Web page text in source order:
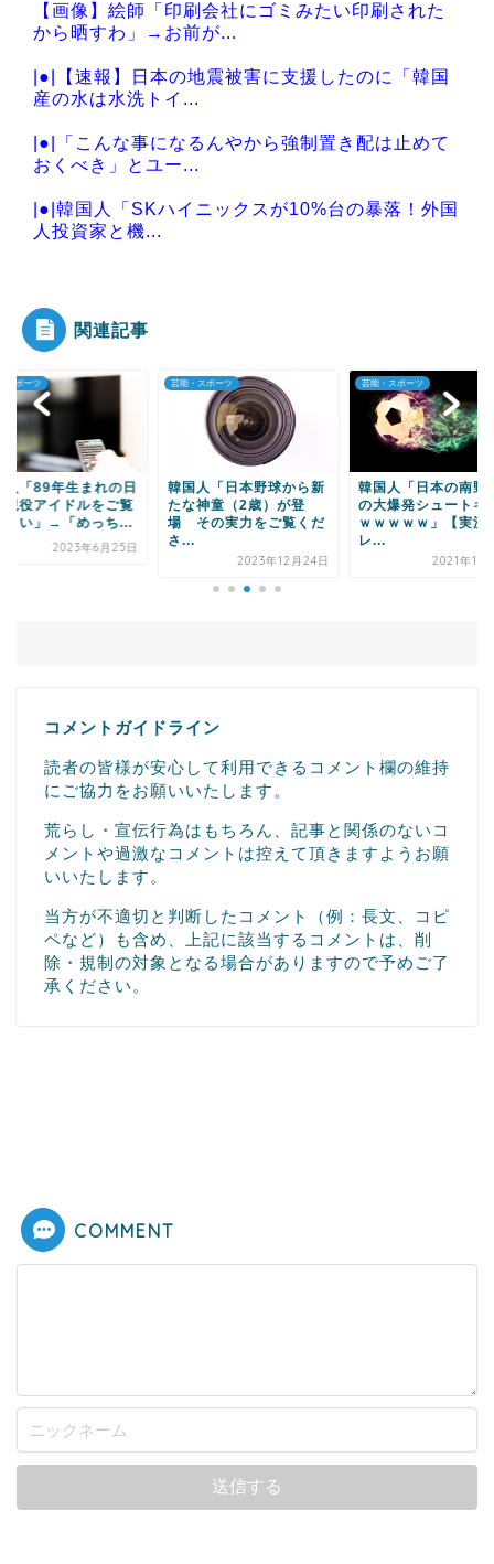
【画像】絵師「印刷会社にゴミみたい印刷された
から晒すわ」→お前が...
|●|【速報】日本の地震被害に支援したのに「韓国
産の水は水洗トイ...
|●|「こんな事になるんやから強制置き配は止めて
おくべき」とユー...
|●|韓国人「SKハイニックスが10%台の暴落！外国
人投資家と機...
Powered by livedoor 相互RSS
関連記事
スポーツ
人「日本野球から新
神童（2歳）が登
の実力をご覧くだ
芸能・スポーツ
韓国人「日本の南野くん
の大爆発シュートキター
ｗｗｗｗｗ」【実況ス
レ...
2021年11月12日
芸能・スポーツ
韓国人「日本の大谷
平、38号ソロ＆2盗
活躍・・・」→「す
ぇ...
2024年8
コメントガイドライン
読者の皆様が安心して利用できるコメント欄の維持
にご協力をお願いいたします。
荒らし・宣伝行為はもちろん、記事と関係のないコ
メントや過激なコメントは控えて頂きますようお願
いいたします。
当方が不適切と判断したコメント（例：長文、コピ
ペなど）も含め、上記に該当するコメントは、削
除・規制の対象となる場合がありますので予めご了
承ください。
COMMENT